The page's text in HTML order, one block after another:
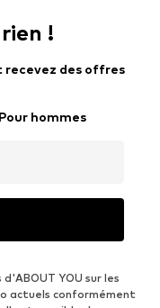
!
recevez des offres
Pour hommes
YOU sur les
actuels conformément